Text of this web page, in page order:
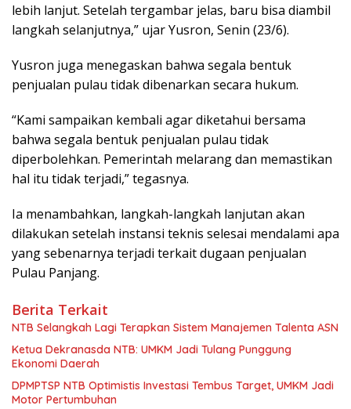
lebih lanjut. Setelah tergambar jelas, baru bisa diambil
langkah selanjutnya,” ujar Yusron, Senin (23/6).
Yusron juga menegaskan bahwa segala bentuk
penjualan pulau tidak dibenarkan secara hukum.
“Kami sampaikan kembali agar diketahui bersama
bahwa segala bentuk penjualan pulau tidak
diperbolehkan. Pemerintah melarang dan memastikan
hal itu tidak terjadi,” tegasnya.
Ia menambahkan, langkah-langkah lanjutan akan
dilakukan setelah instansi teknis selesai mendalami apa
yang sebenarnya terjadi terkait dugaan penjualan
Pulau Panjang.
Berita Terkait
NTB Selangkah Lagi Terapkan Sistem Manajemen Talenta ASN
Ketua Dekranasda NTB: UMKM Jadi Tulang Punggung
Ekonomi Daerah
DPMPTSP NTB Optimistis Investasi Tembus Target, UMKM Jadi
Motor Pertumbuhan